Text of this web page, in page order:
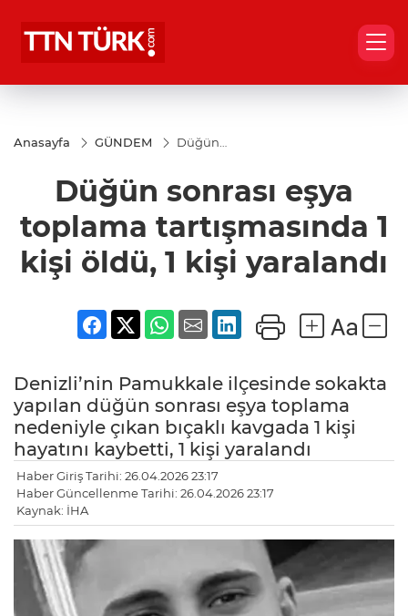
Anasayfa GÜNDEM
Düğün
tartışmasında
1 kişi öldü, 1
kişi yaralandı
Düğün sonrası eşya
toplama tartışmasında 1
kişi öldü, 1 kişi yaralandı
Denizli’nin Pamukkale ilçesinde sokakta
yapılan düğün sonrası eşya toplama
nedeniyle çıkan bıçaklı kavgada 1 kişi
hayatını kaybetti, 1 kişi yaralandı
Haber Giriş Tarihi: 26.04.2026 23:17
Haber Güncellenme Tarihi: 26.04.2026 23:17
Kaynak: İHA